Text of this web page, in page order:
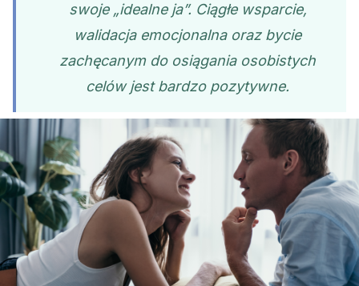
swoje „idealne ja”. Ciągłe wsparcie,
walidacja emocjonalna oraz bycie
zachęcanym do osiągania osobistych
celów jest bardzo pozytywne.